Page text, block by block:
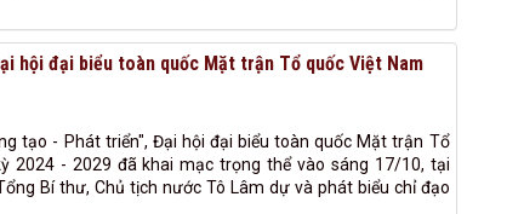
hội đại biểu toàn quốc Mặt trận Tổ quốc Việt Nam
tạo - Phát triển", Đại hội đại biểu toàn quốc Mặt trận Tổ
2024 - 2029 đã khai mạc trọng thể vào sáng 17/10, tại
Bí thư, Chủ tịch nước Tô Lâm dự và phát biểu chỉ đạo